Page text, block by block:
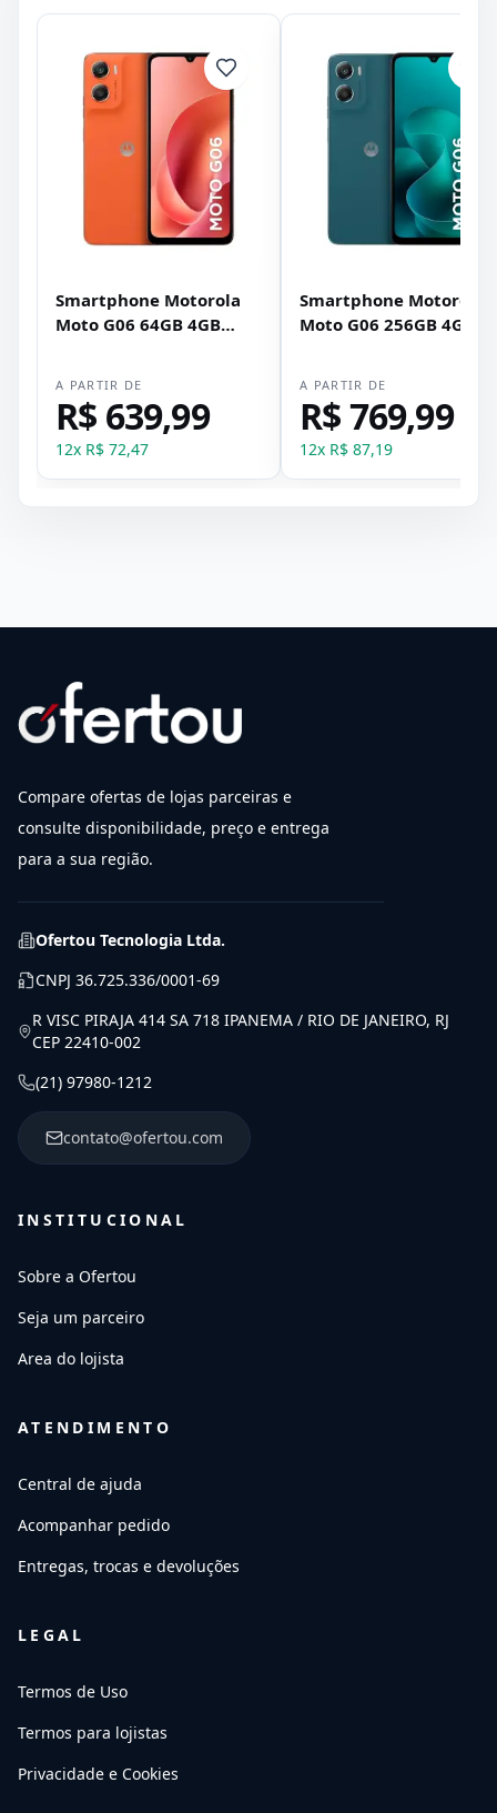
Smartphone Motorola
Moto G06 64GB 4GB
A PARTIR DE
R$ 639,99
12x R$ 72,47
Smartphone Motorola
Moto G06 256GB 4GB
A PARTIR DE
R$ 769,99
12x R$ 87,19
Compare ofertas de lojas parceiras e
consulte disponibilidade, preço e entrega
para a sua região.
Ofertou Tecnologia Ltda.
CNPJ 36.725.336/0001-69
R VISC PIRAJA 414 SA 718 IPANEMA / RIO DE JANEIRO, RJ
CEP 22410-002
(21) 97980-1212
contato@ofertou.com
INSTITUCIONAL
Sobre a Ofertou
Seja um parceiro
Area do lojista
ATENDIMENTO
Central de ajuda
Acompanhar pedido
Entregas, trocas e devoluções
LEGAL
Termos de Uso
Termos para lojistas
Privacidade e Cookies